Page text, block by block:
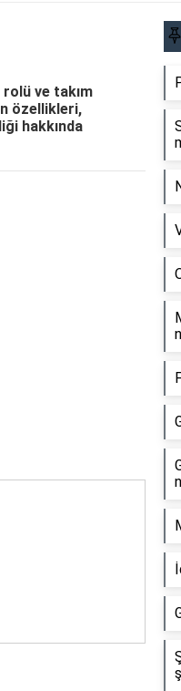
ve takım
özellikleri,
hakkında